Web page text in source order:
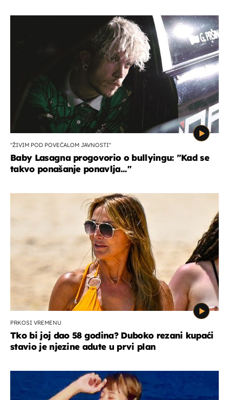
"ŽIVIM POD POVEĆALOM JAVNOSTI"
Baby Lasagna progovorio o bullyingu: "Kad se
takvo ponašanje ponavlja..."
PRKOSI VREMENU
Tko bi joj dao 58 godina? Duboko rezani kupaći
stavio je njezine adute u prvi plan